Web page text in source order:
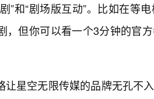
”和“剧场版互动”。比如在等
，但你可以看一个3分钟的官
让星空无限传媒的品牌无孔不